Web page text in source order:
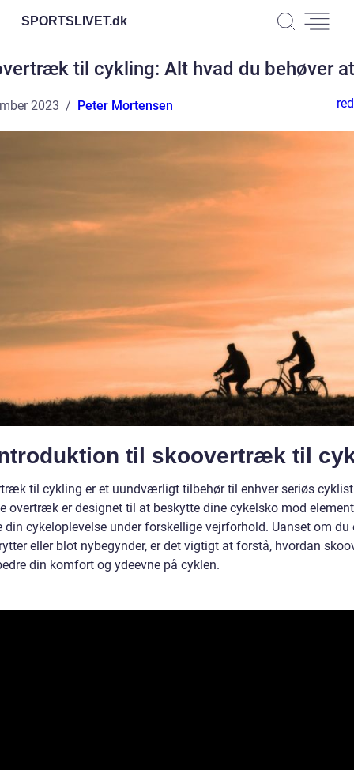
SPORTSLIVET.dk
til cykling: Alt hvad du behøver
2023 Peter Mortensen
til skoovertræk til
til cykling er et uundværligt tilbehør til enhver seriøs
overtræk er designet til at beskytte dine cykelsko mod
din cykeloplevelse under forskellige vejrforhold. Uanset om du
eller blot nybegynder, er det vigtigt at forstå, hvordan
din komfort og ydeevne på cyklen.